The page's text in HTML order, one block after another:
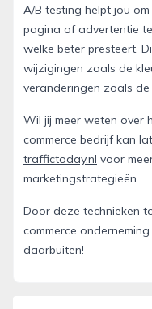
A/B testing helpt jou
pagina of advertentie
welke beter presteert.
wijzigingen zoals de
veranderingen zoals
Wil jij meer weten over
commerce bedrijf kan
traffictoday.nl voor
marketingstrategieën.
Door deze technieken
commerce
daarbuiten!